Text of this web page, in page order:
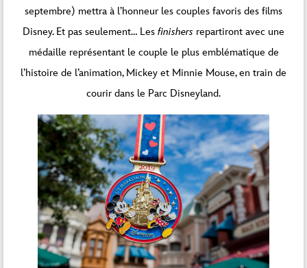
septembre) mettra à l’honneur les couples favoris des films
Disney. Et pas seulement… Les finishers repartiront avec une
médaille représentant le couple le plus emblématique de
l’histoire de l’animation, Mickey et Minnie Mouse, en train de
courir dans le Parc Disneyland.